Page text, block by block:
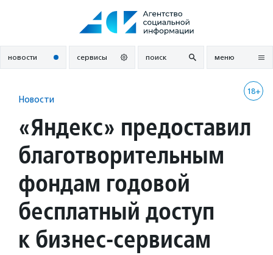
новости сервисы поиск меню
18+
Новости
«Яндекс» предоставил
благотворительным
фондам годовой
бесплатный доступ
к бизнес-сервисам